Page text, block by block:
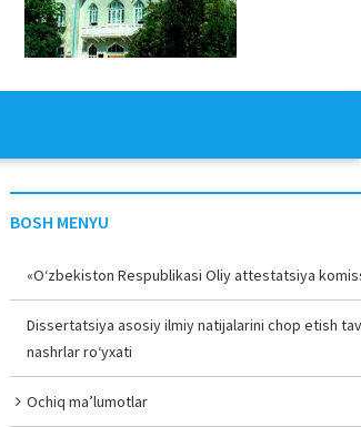
BOSH MENYU
«O‘zbekiston Respublikasi Oliy attestatsiya
Dissertatsiya asosiy ilmiy natijalarini chop etish
nashrlar ro‘yxati
Ochiq ma’lumotlar